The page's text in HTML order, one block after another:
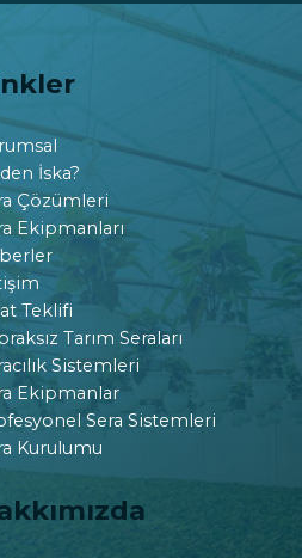
İska?
Çözümleri
Ekipmanları
Teklifi
Tarım Seraları
Sistemleri
Ekipmanlar
Sera Sistemleri
Kurulumu